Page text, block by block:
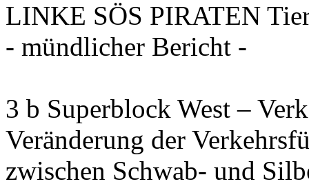
LINKE SÖS PIRATEN
- mündlicher Bericht -
3 b Superblock West –
Veränderung der
zwischen Schwab- und